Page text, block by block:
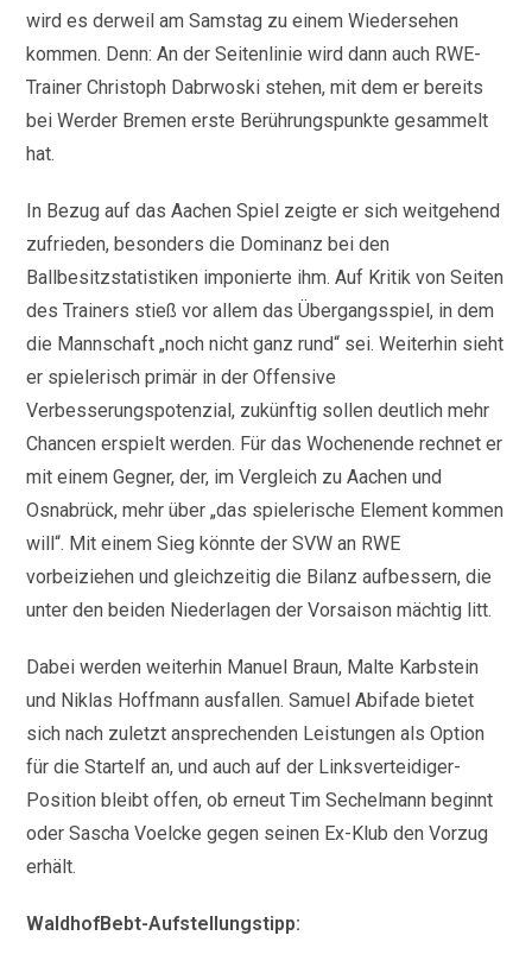
wird es derweil am Samstag zu einem Wiedersehen
kommen. Denn: An der Seitenlinie wird dann auch RWE-
Trainer Christoph Dabrwoski stehen, mit dem er bereits
bei Werder Bremen erste Berührungspunkte gesammelt
hat.
In Bezug auf das Aachen Spiel zeigte er sich weitgehend
zufrieden, besonders die Dominanz bei den
Ballbesitzstatistiken imponierte ihm. Auf Kritik von Seiten
des Trainers stieß vor allem das Übergangsspiel, in dem
die Mannschaft „noch nicht ganz rund“ sei. Weiterhin sieht
er spielerisch primär in der Offensive
Verbesserungspotenzial, zukünftig sollen deutlich mehr
Chancen erspielt werden. Für das Wochenende rechnet er
mit einem Gegner, der, im Vergleich zu Aachen und
Osnabrück, mehr über „das spielerische Element kommen
will“. Mit einem Sieg könnte der SVW an RWE
vorbeiziehen und gleichzeitig die Bilanz aufbessern, die
unter den beiden Niederlagen der Vorsaison mächtig litt.
Dabei werden weiterhin Manuel Braun, Malte Karbstein
und Niklas Hoffmann ausfallen. Samuel Abifade bietet
sich nach zuletzt ansprechenden Leistungen als Option
für die Startelf an, und auch auf der Linksverteidiger-
Position bleibt offen, ob erneut Tim Sechelmann beginnt
oder Sascha Voelcke gegen seinen Ex-Klub den Vorzug
erhält.
WaldhofBebt-Aufstellungstipp: